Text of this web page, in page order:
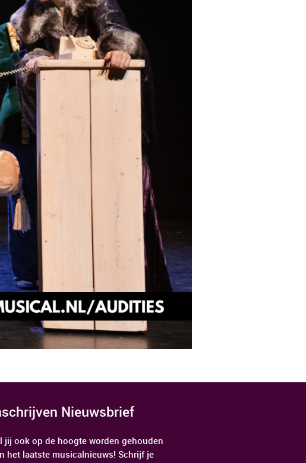
Nieuwsbrief
jij ook op de hoogte worden gehouden
het laatste musicalnieuws! Schrijf je